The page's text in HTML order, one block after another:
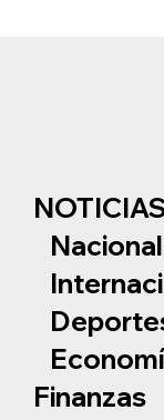
Finanzas